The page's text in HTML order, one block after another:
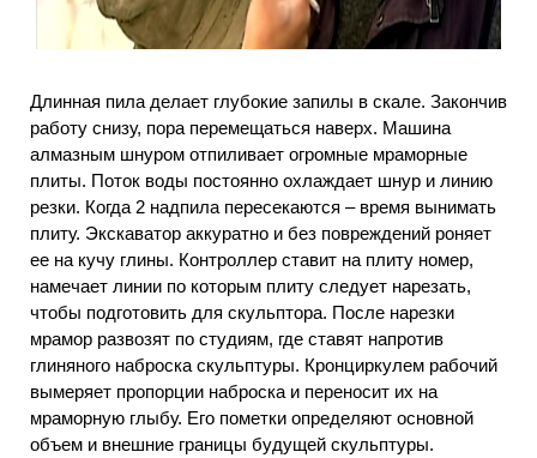
Длинная пила делает глубокие запилы в скале. Закончив
работу снизу, пора перемещаться наверх. Машина
алмазным шнуром отпиливает огромные мраморные
плиты. Поток воды постоянно охлаждает шнур и линию
резки. Когда 2 надпила пересекаются – время вынимать
плиту. Экскаватор аккуратно и без повреждений роняет
ее на кучу глины. Контроллер ставит на плиту номер,
намечает линии по которым плиту следует нарезать,
чтобы подготовить для скульптора. После нарезки
мрамор развозят по студиям, где ставят напротив
глиняного наброска скульптуры. Кронциркулем рабочий
вымеряет пропорции наброска и переносит их на
мраморную глыбу. Его пометки определяют основной
объем и внешние границы будущей скульптуры.